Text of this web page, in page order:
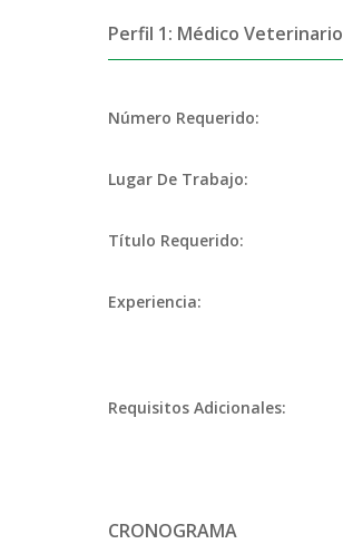
Perfil 1: Médico Veterinario
Número Requerido:
Lugar De Trabajo:
Título Requerido:
Experiencia:
Requisitos Adicionales:
CRONOGRAMA